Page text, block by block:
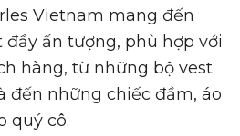
Vietnam mang đến
ấn tượng, phù hợp với
hàng, từ những bộ vest
đến những chiếc đầm, áo
quý cô.